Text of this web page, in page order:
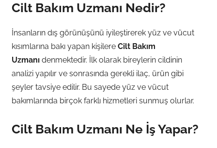
Cilt Bakım Uzmanı Nedir?
İnsanların dış görünüşünü iyileştirerek yüz ve vücut
kısımlarına bakı yapan kişilere Cilt Bakım
Uzmanı denmektedir. İlk olarak bireylerin cildinin
analizi yapılır ve sonrasında gerekli ilaç, ürün gibi
şeyler tavsiye edilir. Bu sayede yüz ve vücut
bakımlarında birçok farklı hizmetleri sunmuş olurlar.
Cilt Bakım Uzmanı Ne İş Yapar?